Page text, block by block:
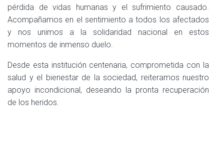
pérdida de vidas humanas y el sufrimiento causado.
Acompañamos en el sentimiento a todos los afectados
y nos unimos a la solidaridad nacional en estos
momentos de inmenso duelo.
Desde esta institución centenaria, comprometida con la
salud y el bienestar de la sociedad, reiteramos nuestro
apoyo incondicional, deseando la pronta recuperación
de los heridos.